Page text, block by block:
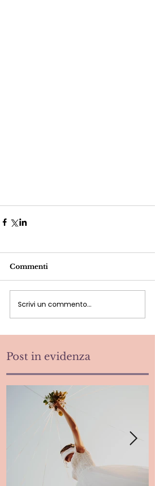
Commenti
Scrivi un commento...
Post in evidenza